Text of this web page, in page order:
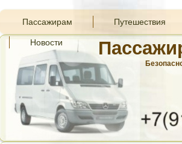
Пассажирам Путешествия
Новости